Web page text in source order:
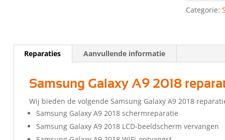
Categorie:
Reparaties Aanvullende informatie
Samsung Galaxy A9 2018
Wij bieden de volgende Samsung Galaxy A9 2018
Samsung Galaxy A9 2018 schermreparatie
Samsung Galaxy A9 2018 LCD-beeldscherm vervangen